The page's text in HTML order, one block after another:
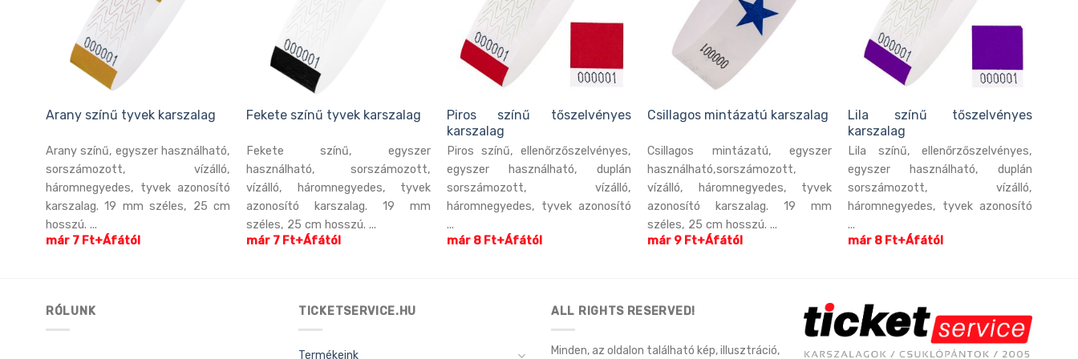
Arany színű tyvek karszalag
Arany színű, egyszer használható,
sorszámozott, vízálló,
háromnegyedes, tyvek azonosító
karszalag. 19 mm széles, 25 cm
hosszú. ...
már 7 Ft+Áfától
Fekete színű tyvek karszalag
Fekete színű, egyszer
használható, sorszámozott,
vízálló, háromnegyedes, tyvek
azonosító karszalag. 19 mm
széles, 25 cm hosszú. ...
már 7 Ft+Áfától
Piros színű tőszelvényes
karszalag
Piros színű, ellenőrzőszelvényes,
egyszer használható, duplán
sorszámozott, vízálló,
háromnegyedes, tyvek azonosító
...
már 8 Ft+Áfától
Csillagos mintázatú karszalag
Csillagos mintázatú, egyszer
használható,sorszámozott,
vízálló, háromnegyedes, tyvek
azonosító karszalag. 19 mm
széles, 25 cm hosszú. ...
már 9 Ft+Áfától
Lila színű tőszelvényes
karszalag
Lila színű, ellenőrzőszelvényes,
egyszer használható, duplán
sorszámozott, vízálló,
háromnegyedes, tyvek azonosító
...
már 8 Ft+Áfától
RÓLUNK TICKETSERVICE.HU
Termékeink
ALL RIGHTS RESERVED!
Minden, az oldalon található kép, illusztráció,